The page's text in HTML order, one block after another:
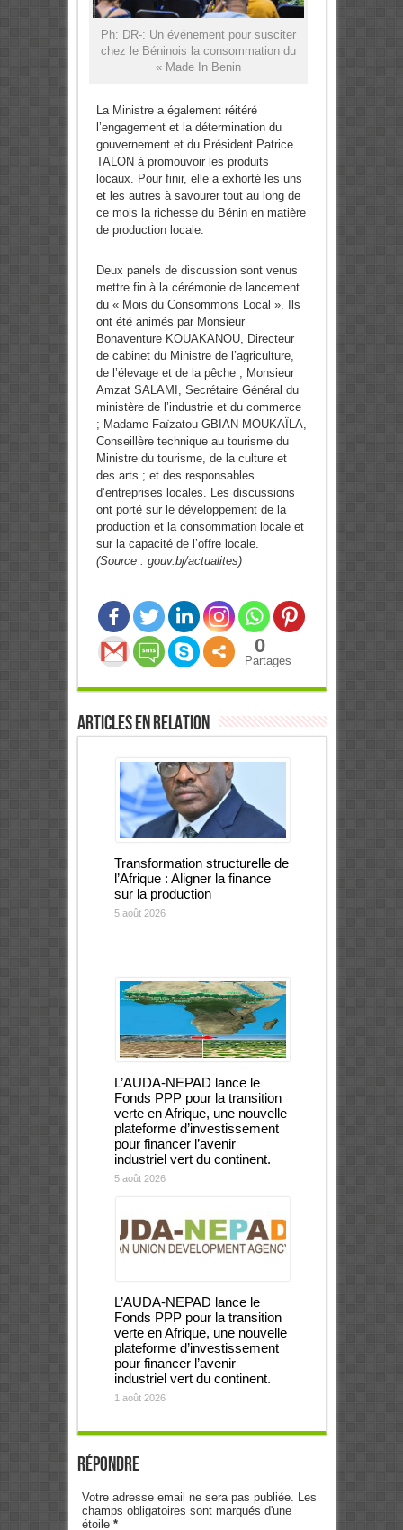
Ph: DR-: Un événement pour susciter
chez le Béninois la consommation du
« Made In Benin
La Ministre a également réitéré
l’engagement et la détermination du
gouvernement et du Président Patrice
TALON à promouvoir les produits
locaux. Pour finir, elle a exhorté les uns
et les autres à savourer tout au long de
ce mois la richesse du Bénin en matière
de production locale.
Deux panels de discussion sont venus
mettre fin à la cérémonie de lancement
du « Mois du Consommons Local ». Ils
ont été animés par Monsieur
Bonaventure KOUAKANOU, Directeur
de cabinet du Ministre de l’agriculture,
de l’élevage et de la pêche ; Monsieur
Amzat SALAMI, Secrétaire Général du
ministère de l’industrie et du commerce
; Madame Faïzatou GBIAN MOUKAÏLA,
Conseillère technique au tourisme du
Ministre du tourisme, de la culture et
des arts ; et des responsables
d’entreprises locales. Les discussions
ont porté sur le développement de la
production et la consommation locale et
sur la capacité de l’offre locale.
(Source : gouv.bj/actualites)
0
Partages
Articles en relation
Transformation structurelle de
l’Afrique : Aligner la finance
sur la production
5 août 2026
L’AUDA-NEPAD lance le
Fonds PPP pour la transition
verte en Afrique, une nouvelle
plateforme d’investissement
pour financer l’avenir
industriel vert du continent.
5 août 2026
L’AUDA-NEPAD lance le
Fonds PPP pour la transition
verte en Afrique, une nouvelle
plateforme d’investissement
pour financer l’avenir
industriel vert du continent.
1 août 2026
Répondre
Votre adresse email ne sera pas publiée. Les
champs obligatoires sont marqués d'une
étoile *